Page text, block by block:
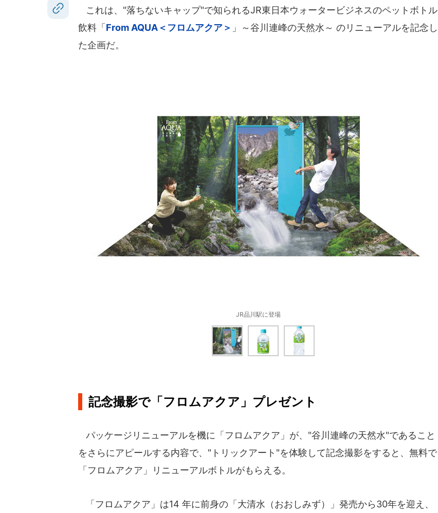
これは、"落ちないキャップ"で知られるJR東日本ウォータービジネスのペットボトル
飲料「 From AQUA＜フロムアクア＞ 」～谷川連峰の天然水～ のリニューアルを記念し
た企画だ。
JR品川駅に登場
記念撮影で「フロムアクア」プレゼント
パッケージリニューアルを機に「フロムアクア」が、"谷川連峰の天然水"であること
をさらにアピールする内容で、"トリックアート"を体験して記念撮影をすると、無料で
「フロムアクア」リニューアルボトルがもらえる。
「フロムアクア」は14 年に前身の「大清水（おおしみず）」発売から30年を迎え、